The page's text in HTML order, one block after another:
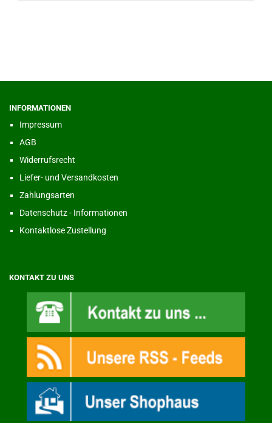
INFORMATIONEN
Impressum
AGB
Widerrufsrecht
Liefer- und Versandkosten
Zahlungsarten
Datenschutz - Informationen
Kontaktlose Zustellung
KONTAKT ZU UNS